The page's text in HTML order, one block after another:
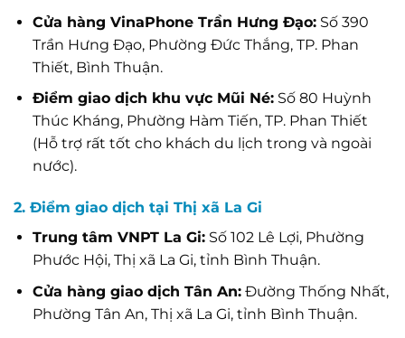
Cửa hàng VinaPhone Trần Hưng Đạo:Số 390
Trần Hưng Đạo, Phường Đức Thắng, TP. Phan
Thiết, Bình Thuận.
Điểm giao dịch khu vực Mũi Né:Số 80 Huỳnh
Thúc Kháng, Phường Hàm Tiến, TP. Phan Thiết
(Hỗ trợ rất tốt cho khách du lịch trong và ngoài
nước).
2. Điểm giao dịch tại Thị xã La Gi
Trung tâm VNPT La Gi:Số 102 Lê Lợi, Phường
Phước Hội, Thị xã La Gi, tỉnh Bình Thuận.
Cửa hàng giao dịch Tân An:Đường Thống Nhất,
Phường Tân An, Thị xã La Gi, tỉnh Bình Thuận.